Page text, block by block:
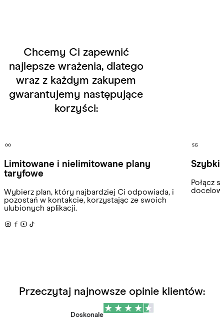
Chcemy Ci zapewnić
najlepsze wrażenia, dlatego
wraz z każdym zakupem
gwarantujemy następujące
korzyści:
Limitowane i nielimitowane plany
taryfowe
Wybierz plan, który najbardziej Ci odpowiada, i
pozostań w kontakcie, korzystając ze swoich
ulubionych aplikacji.
Szybki
Połącz
Przeczytaj najnowsze opinie klientów:
Doskonale